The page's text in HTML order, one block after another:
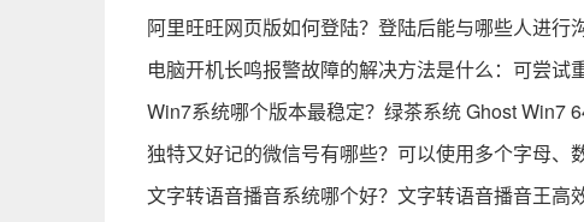
阿里旺旺网页版如何登陆？登陆后能与哪些人进行
电脑开机长鸣报警故障的解决方法是什么：可尝试
Win7系统哪个版本最稳定？绿茶系统 Ghost Win7
独特又好记的微信号有哪些？可以使用多个字母、
文字转语音播音系统哪个好？文字转语音播音王高